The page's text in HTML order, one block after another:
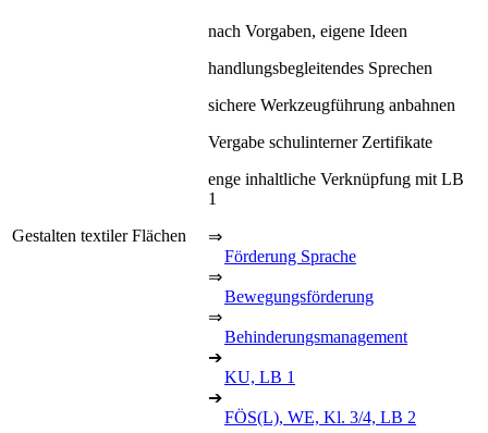
Gestalten textiler Flächen
nach Vorgaben, eigene Ideen
handlungsbegleitendes Sprechen
sichere Werkzeugführung anbahnen
Vergabe schulinterner Zertifikate
enge inhaltliche Verknüpfung mit LB
1
⇒
Förderung Sprache
⇒
Bewegungsförderung
⇒
Behinderungsmanagement
➔
KU, LB 1
➔
FÖS(L), WE, Kl. 3/4, LB 2